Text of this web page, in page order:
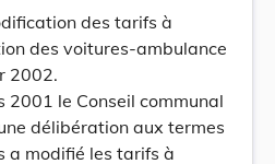
des tarifs à
des voitures-ambulance
2002.
2001 le Conseil communal
délibération aux termes
a modifié les tarifs à